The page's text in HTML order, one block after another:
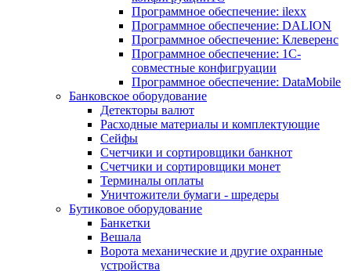
Программное обеспечение: ilexx
Программное обеспечение: DALION
Программное обеспечение: Клеверенс
Программное обеспечение: 1С-
совместные конфигруации
Программное обеспечение: DataMobile
Банковское оборудование
Детекторы валют
Расходные материалы и комплектующие
Сейфы
Счетчики и сортировщики банкнот
Счетчики и сортировщики монет
Терминалы оплаты
Уничтожители бумаги - шредеры
Бутиковое оборудование
Банкетки
Вешала
Ворота механические и другие охранные
устройства